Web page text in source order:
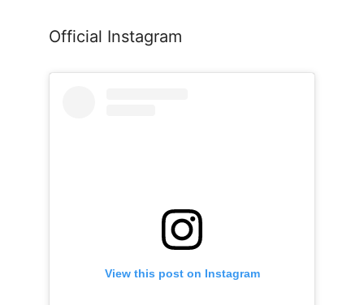
Official Instagram
View this post on Instagram